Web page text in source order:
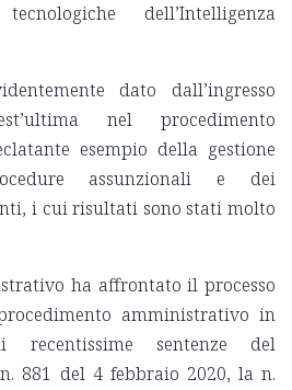
dell’Intelligenza
dato dall’ingresso
nel procedimento
esempio della gestione
assunzionali e dei
i cui risultati sono stati molto
ha affrontato il processo
amministrativo in
recentissime sentenze del
881 del 4 febbraio 2020, la n.